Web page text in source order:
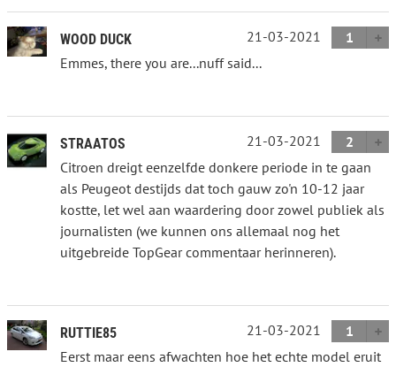
WOOD DUCK 21-03-2021
1
Emmes, there you are...nuff said...
STRAATOS 21-03-2021
2
Citroen dreigt eenzelfde donkere periode in te gaan
als Peugeot destijds dat toch gauw zo'n 10-12 jaar
kostte, let wel aan waardering door zowel publiek als
journalisten (we kunnen ons allemaal nog het
uitgebreide TopGear commentaar herinneren).
RUTTIE85 21-03-2021
1
Eerst maar eens afwachten hoe het echte model eruit